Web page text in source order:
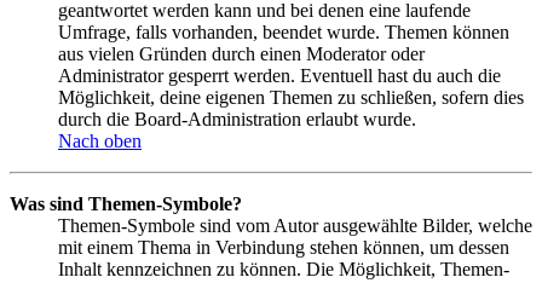
geantwortet werden kann und bei denen eine laufende
Umfrage, falls vorhanden, beendet wurde. Themen können
aus vielen Gründen durch einen Moderator oder
Administrator gesperrt werden. Eventuell hast du auch die
Möglichkeit, deine eigenen Themen zu schließen, sofern dies
durch die Board-Administration erlaubt wurde.
Nach oben
Was sind Themen-Symbole?
Themen-Symbole sind vom Autor ausgewählte Bilder, welche
mit einem Thema in Verbindung stehen können, um dessen
Inhalt kennzeichnen zu können. Die Möglichkeit, Themen-